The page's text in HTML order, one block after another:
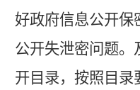
好政府信息公开保
公开失泄密问题。
开目录，按照目录